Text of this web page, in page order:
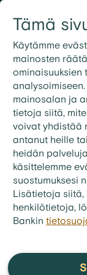
Tämä
Käytämme
mainosten
ominaisuuksien
mainosalan ja
tietoja siitä,
voivat yhdistää
antanut heille
heidän
käsittelemme
suostumuksesi
Lisätietoja siitä,
henkilötietoja,
Bankin
bluestep.fi >